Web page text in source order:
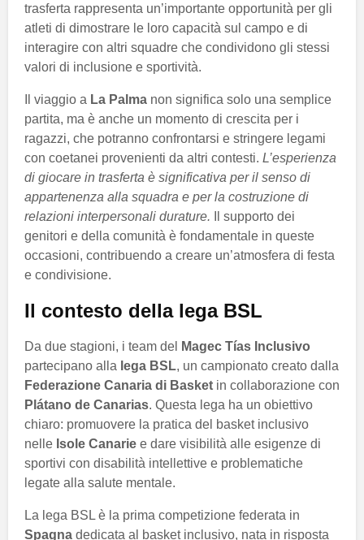
trasferta rappresenta un’importante opportunità per gli
atleti di dimostrare le loro capacità sul campo e di
interagire con altri squadre che condividono gli stessi
valori di inclusione e sportività.
Il viaggio a La Palma non significa solo una semplice
partita, ma è anche un momento di crescita per i
ragazzi, che potranno confrontarsi e stringere legami
con coetanei provenienti da altri contesti. L’esperienza
di giocare in trasferta è significativa per il senso di
appartenenza alla squadra e per la costruzione di
relazioni interpersonali durature. Il supporto dei
genitori e della comunità è fondamentale in queste
occasioni, contribuendo a creare un’atmosfera di festa
e condivisione.
Il contesto della lega BSL
Da due stagioni, i team del
Magec Tías Inclusivo
partecipano alla lega BSL, un campionato creato dalla
Federazione Canaria di Basket in collaborazione con
Plátano de Canarias. Questa lega ha un obiettivo
chiaro: promuovere la pratica del basket inclusivo
nelle Isole Canarie e dare visibilità alle esigenze di
sportivi con disabilità intellettive e problematiche
legate alla salute mentale.
La lega BSL è la prima competizione federata in
Spagna dedicata al basket inclusivo, nata in risposta